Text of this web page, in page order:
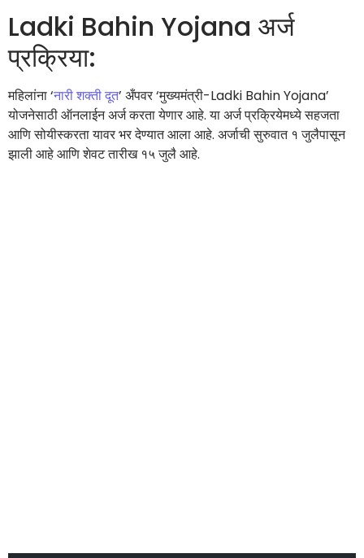
Ladki Bahin Yojana अर्ज
प्रक्रिया:
महिलांना ‘नारी शक्ती दूत’ अँपवर ‘मुख्यमंत्री-Ladki Bahin Yojana’
योजनेसाठी ऑनलाईन अर्ज करता येणार आहे. या अर्ज प्रक्रियेमध्ये सहजता
आणि सोयीस्करता यावर भर देण्यात आला आहे. अर्जाची सुरुवात १ जुलैपासून
झाली आहे आणि शेवट तारीख १५ जुलै आहे.